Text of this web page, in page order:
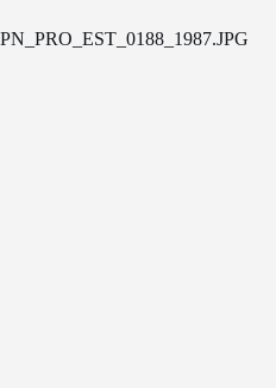
PN_PRO_EST_0188_1987.JPG